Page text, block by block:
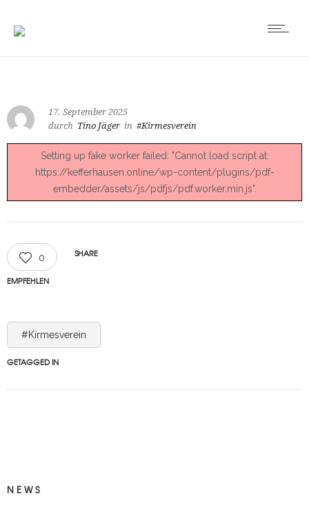
17. September 2025
durch Tino Jäger in #Kirmesverein
Setting up fake worker failed: "Cannot load script at:
https://kefferhausen.online/wp-content/plugins/pdf-
embedder/assets/js/pdfjs/pdf.worker.min.js".
0
EMPFEHLEN
SHARE
#Kirmesverein
GETAGGED IN
NEWS